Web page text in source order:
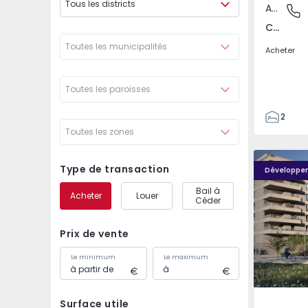
Tous les districts
Toutes les municipalités
Toutes les paroisses
Toutes les zones
Type de transaction
Acheter Louer
Bail à
Céder
Prix de vente
Le minimum Le maximum
Surface utile
Covilhã
Appartement
Covilhã e Canhoso, Castelo Branco
Acheter
2
85
85
0
4
PLENO